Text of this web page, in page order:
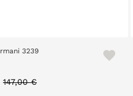
3239
147,00 €